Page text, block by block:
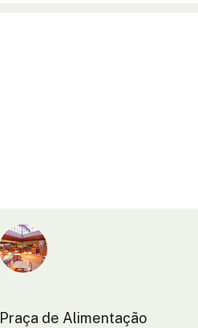
Praça de Alimentação